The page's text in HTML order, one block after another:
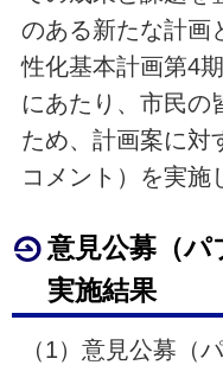
のある新たな計画
性化基本計画第4
にあたり、市民の
ため、計画案に対
コメント）を実施
意見公募（
実施結果
（1）意見公募（